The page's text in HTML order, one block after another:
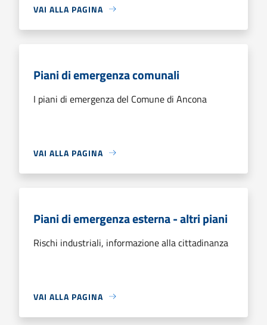
VAI ALLA PAGINA
Piani di emergenza comunali
I piani di emergenza del Comune di Ancona
VAI ALLA PAGINA
Piani di emergenza esterna - altri piani
Rischi industriali, informazione alla cittadinanza
VAI ALLA PAGINA